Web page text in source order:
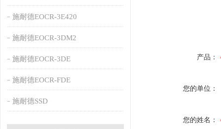
施耐德EOCR-3E420
施耐德EOCR-3DM2
施耐德EOCR-3DE
施耐德EOCR-FDE
施耐德SSD
产品：
您的单位：
您的姓名：